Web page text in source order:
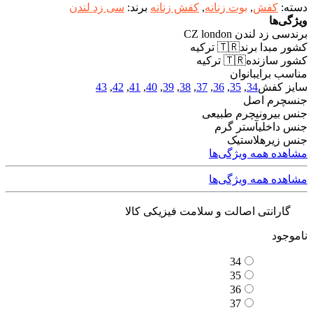
دسته: کفش, بوت زنانه, کفش زنانه برند: سی زد لندن
ویژگی‌ها
برندسی زد لندن CZ london
کشور مبدا برند🇹🇷 ترکیه
کشور سازنده🇹🇷 ترکیه
مناسب برایبانوان
سایز کفش34
,
35
,
36
,
37
,
38
,
39
,
40
,
41
,
42
,
43
جنسچرم اصل
جنس بیرونیچرم طبیعی
جنس داخلیآستر گرم
جنس زیرهلاستیک
مشاهده همه ویژگی‌ها
مشاهده همه ویژگی‌ها
گارانتی اصالت و سلامت فیزیکی کالا
ناموجود
34
35
36
37